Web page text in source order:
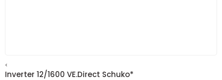
<
Inverter 12/1600 VE.Direct Schuko*